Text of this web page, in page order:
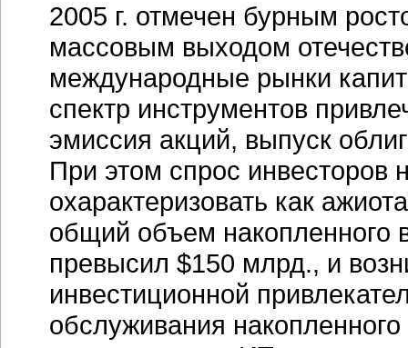
2005 г. отмечен бурным
массовым выходом
международные рынки
спектр инструментов
эмиссия акций, выпуск
При этом спрос инвесторов
охарактеризовать как
общий объем накопленного
превысил $150 млрд., и
инвестиционной
обслуживания